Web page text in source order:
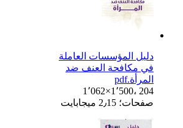
دليل المؤسسات العاملة
في مكافحة العنف ضد
المرأة.pdf
1٬062×1٬500، 204
صفحات؛ 2٫15 ميجابايت